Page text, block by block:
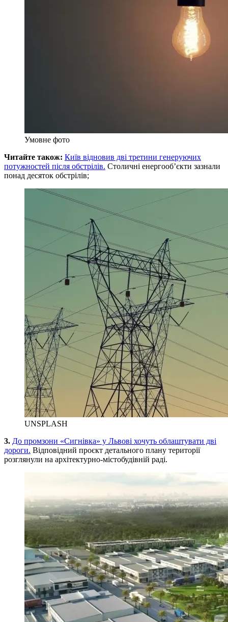
Умовне фото
Читайте також: Київ відновив дві третини генеруючих
потужностей після обстрілів. Столичні енергооб’єкти зазнали
понад десяток обстрілів;
UNSPLASH
3. До промзони «Сигнівка» у Львові хочуть облаштувати дві
дороги. Відповідний проєкт детального плану території
розглянули на архітектурно-містобудівній раді.